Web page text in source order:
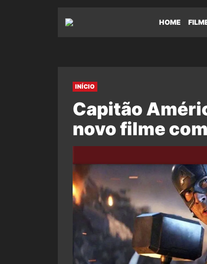
HOME
INÍCIO
Capitão
novo filme